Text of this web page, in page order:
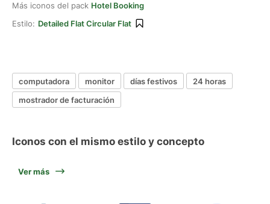
Más iconos del pack Hotel Booking
Estilo: Detailed Flat Circular Flat
computadora monitor días festivos
24 horas
mostrador de facturación
Iconos con el mismo estilo y concepto
Ver más